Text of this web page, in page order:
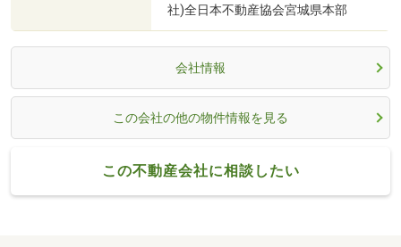
社)全日本不動産協会宮城県本部
会社情報
この会社の他の物件情報を見る
この不動産会社に相談したい